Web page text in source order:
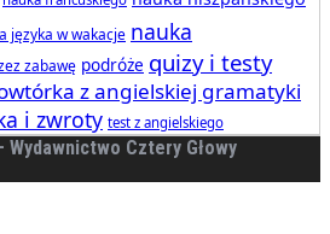
języka w wakacje nauka
zabawę podróże quizy i testy
z angielskiej gramatyki
i zwroty test z angielskiego
Wydawnictwo Cztery Głowy